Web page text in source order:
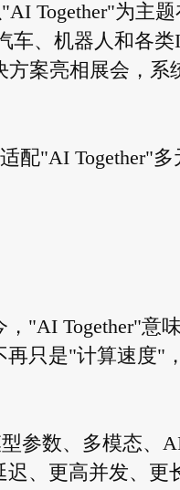
Together"为主
车、机器人和各
案亮相展会，系
配"AI Together"
"AI Together"意
只是"计算速度"
参数、多模态、
、更高并发、更